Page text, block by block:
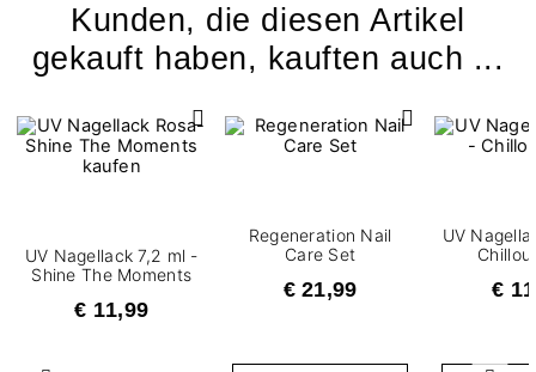
Kunden, die diesen Artikel
gekauft haben, kauften auch ...
UV Nagellack 7,2 ml -
Shine The Moments
€ 11,99
Regeneration Nail
Care Set
€ 21,99
UV
€